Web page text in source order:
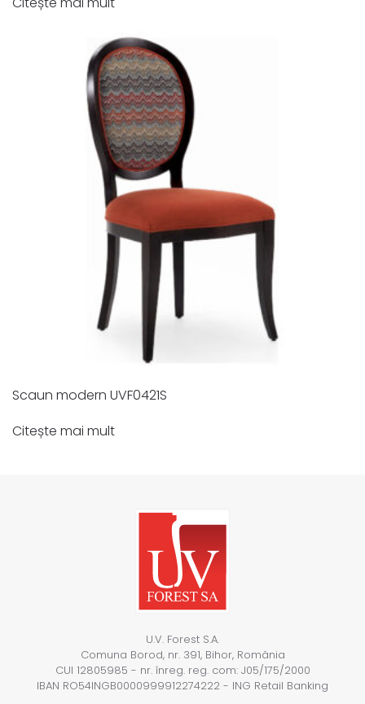
Scaun modern UVF0421S
Citește mai mult
U.V. Forest S.A.
Comuna Borod, nr. 391, Bihor, România
CUI 12805985 - nr. înreg. reg. com: J05/175/2000
IBAN RO54INGB0000999912274222 - ING Retail Banking